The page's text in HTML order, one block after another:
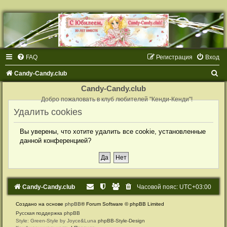
FAQ Вход
Регистрация
Candy-Candy.club
Candy-Candy.club
Добро пожаловать в клуб любителей "Кенди-Кенди"!
Удалить cookies
Вы уверены, что хотите удалить все cookie, установленные
данной конференцией?
Candy-Candy.club Часовой пояс: UTC+03:00
Создано на основе phpBB® Forum Software © phpBB Limited
Русская поддержка phpBB
Style: Green-Style by Joyce&Luna phpBB-Style-Design